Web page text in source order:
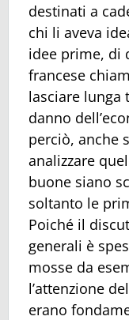
destinati a
chi li aveva
idee prime, di
francese
lasciare lunga
danno
perciò, anche
analizzare
buone siano
soltanto le
Poiché il
generali è
mosse da
l’attenzione
erano